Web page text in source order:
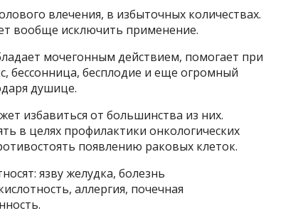
влечения, в избыточных количествах.
вообще исключить применение.
мочегонным действием, помогает при
бессонница, бесплодие и еще огромный
душице.
избавиться от большинства из них.
в целях профилактики онкологических
появлению раковых клеток.
язву желудка, болезнь
аллергия, почечная